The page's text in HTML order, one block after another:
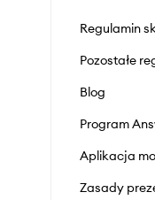
Regulamin
Pozostałe
Blog
Program
Aplikacja
Zasady